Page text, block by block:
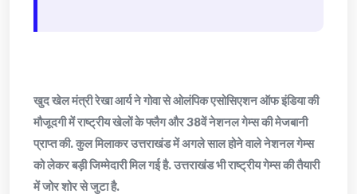
खुद खेल मंत्री रेखा आर्य ने गोवा से ओलंपिक एसोसिएशन ऑफ इंडिया की
मौजूदगी में राष्ट्रीय खेलों के फ्लैग और 38वें नेशनल गेम्स की मेजबानी
प्राप्त की. कुल मिलाकर उत्तराखंड में अगले साल होने वाले नेशनल गेम्स
को लेकर बड़ी जिम्मेदारी मिल गई है. उत्तराखंड भी राष्ट्रीय गेम्स की तैयारी
में जोर शोर से जुटा है.